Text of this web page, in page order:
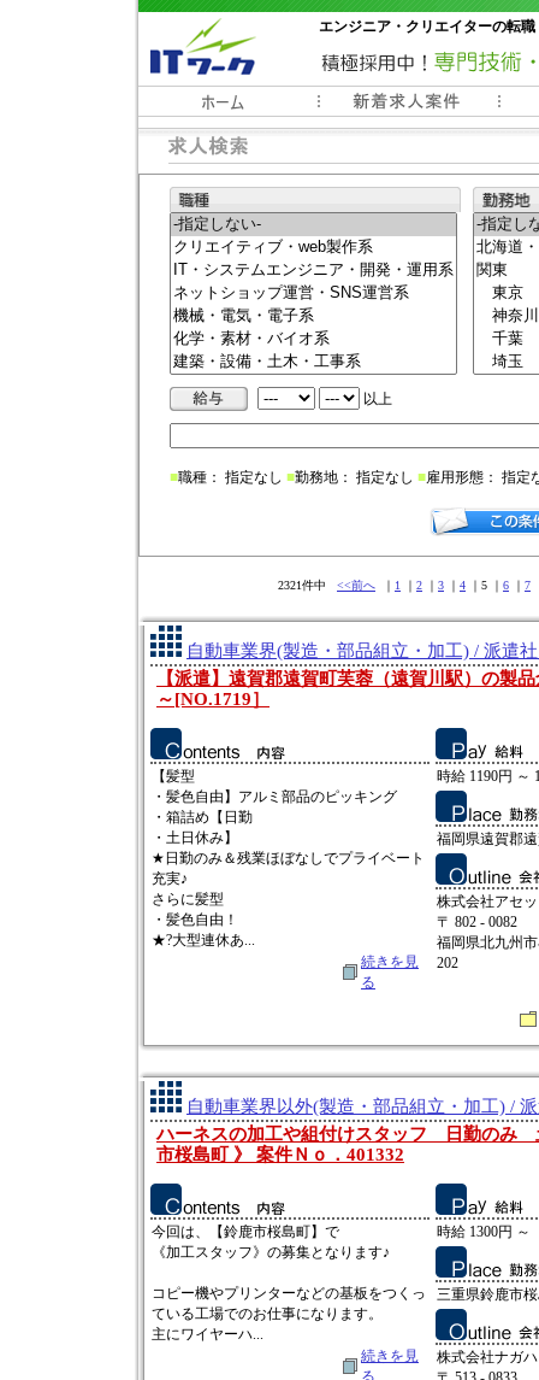
エンジニア・クリエイターの転
常時3000件以上の求人情報掲載中
以上
■職種： 指定なし ■勤務地： 指定なし ■雇用形態： 指定
2321件中 <<前へ ｜ 1 ｜ 2 ｜ 3 ｜ 4 ｜5 ｜ 6 ｜ 7
自動車業界(製造・部品組立・加工) / 派遣
【派遣】遠賀郡遠賀町芙蓉（遠賀川駅）の製
～[NO.1719］
【髪型
・髪色自由】アルミ部品のピッキング
・箱詰め【日勤
・土日休み】
★日勤のみ＆残業ほぼなしでプライベート
充実♪
さらに髪型
・髪色自由！
★?大型連休あ...
続きを見
る
時給 1190円 ～
福岡県遠賀郡
株式会社アセ
〒 802 - 0082
福岡県北九州
202
自動車業界以外(製造・部品組立・加工) /
ハーネスの加工や組付けスタッフ 日勤のみ
市桜島町 》 案件Ｎｏ．401332
今回は、【鈴鹿市桜島町】で
《加工スタッフ》の募集となります♪
コピー機やプリンターなどの基板をつくっ
ている工場でのお仕事になります。
主にワイヤーハ...
続きを見
る
時給 1300円 ～
三重県鈴鹿市
株式会社ナガハ